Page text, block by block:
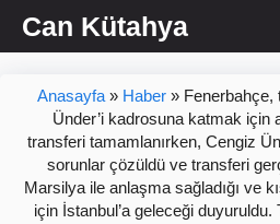
İçeriğe
atlaCan Kütahya
Anasayfa » Haber » Fenerbahçe,
Ünder’i kadrosuna katmak için
transferi tamamlanırken, Cengiz
sorunlar çözüldü ve transferi
Marsilya ile anlaşma sağladığı ve
için İstanbul’a geleceği duyuruldu.